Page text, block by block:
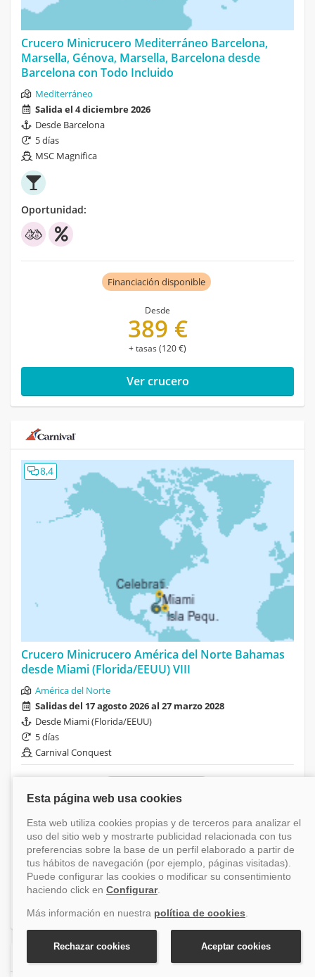
Crucero Minicrucero Mediterráneo Barcelona,
Marsella, Génova, Marsella, Barcelona desde
Barcelona con Todo Incluido
Mediterráneo
Salida el 4 diciembre 2026
Desde Barcelona
5 días
MSC Magnifica
Oportunidad:
Financiación disponible
Desde
389 €
+ tasas (120 €)
Ver crucero
8,4
Crucero Minicrucero América del Norte Bahamas
desde Miami (Florida/EEUU) VIII
América del Norte
Salidas del 17 agosto 2026 al 27 marzo 2028
Desde Miami (Florida/EEUU)
5 días
Carnival Conquest
Desde
26 €
+ tasas (174 €)